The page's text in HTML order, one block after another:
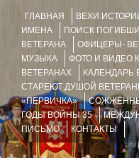
ГЛАВНАЯ ВЕХИ
ИМЕНА
ПОИСК
ВЕТЕРАНА
ОФИЦЕРЫ-
МУЗЫКА
ФОТО И ВИДЕО
ВЕТЕРАНАХ
КАЛЕНДАРЬ
СТАРЕЮТ ДУШОЙ
«ПЕРВИЧКА»
ГОДЫ ВОЙНЫ 35
ПИСЬМО
КОНТАКТЫ